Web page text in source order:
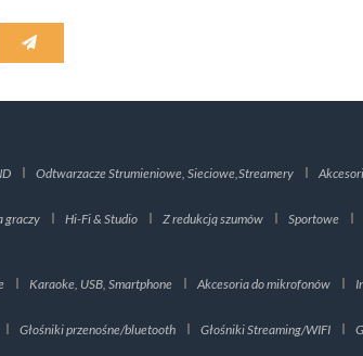
Odtwarzacze Strumieniowe, Sieciowe,Streamery
graczy Hi-Fi & Studio Z redukcją szumów Sportowe
Karaoke, USB, Smartphone Akcesoria do mikrofonów
Głośniki przenośne/bluetooth Głośniki Streaming/WIFI